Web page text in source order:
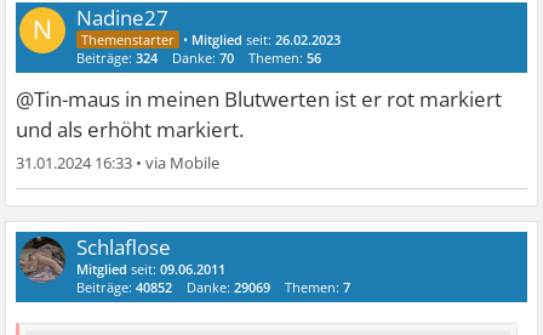
N Nadine27
• Mitglied seit:26.02.2023
Beiträge:324 Danke:70 Themen:56
@Tin-maus in meinen Blutwerten ist er rot markiert
und als erhöht markiert.
31.01.2024 16:33 •
Schlaflose
Mitglied seit:09.06.2011
Beiträge:40852 Danke:29069 Themen:7